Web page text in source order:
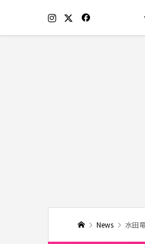
News 水田